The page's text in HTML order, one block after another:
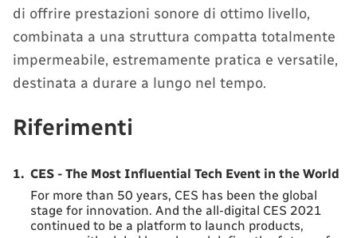
di offrire prestazioni sonore di ottimo livello,
combinata a una struttura compatta totalmente
impermeabile, estremamente pratica e versatile,
destinata a durare a lungo nel tempo.
Riferimenti
1. CES - The Most Influential Tech Event in the World
For more than 50 years, CES has been the global
stage for innovation. And the all-digital CES 2021
continued to be a platform to launch products,